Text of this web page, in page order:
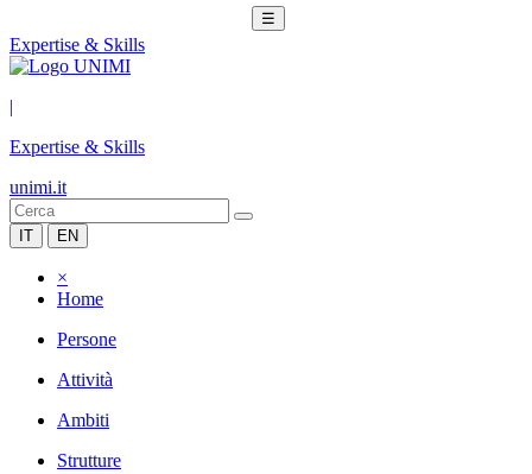
☰
Expertise & Skills
|
Expertise & Skills
unimi.it
IT EN
×
Home
Persone
Attività
Ambiti
Strutture